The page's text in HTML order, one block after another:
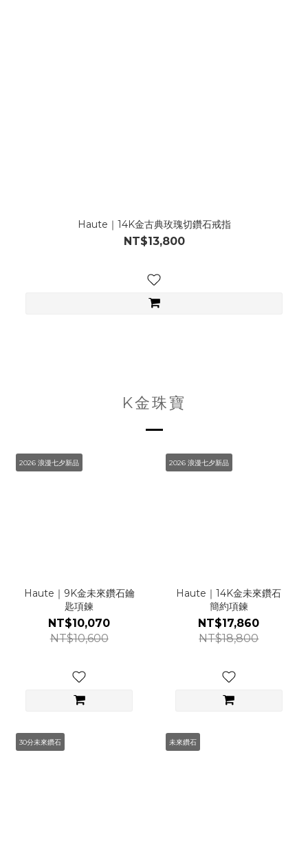
Haute｜14K金古典玫瑰切鑽石戒指
NT$13,800
K金珠寶
2026 浪漫七夕新品
Haute｜9K金未來鑽石鑰
匙項鍊
NT$10,070
NT$10,600
2026 浪漫七夕新品
Haute｜14K金未來鑽石
簡約項鍊
NT$17,860
NT$18,800
30分未來鑽石 未來鑽石